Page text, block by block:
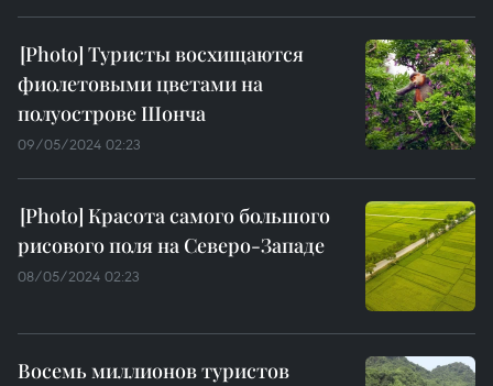
Туристы восхищаются
фиолетовыми цветами на
полуострове Шонча
09/05/2024 02:23
Красота самого большого
рисового поля на Северо-Западе
08/05/2024 02:23
Восемь миллионов туристов